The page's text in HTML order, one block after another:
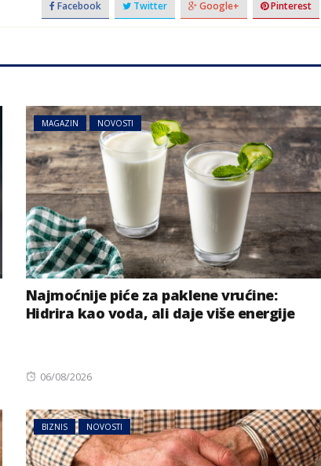
Facebook Twitter Google+ Pinterest
MAGAZIN NOVOSTI
Najmoćnije piće za paklene vrućine:
Hidrira kao voda, ali daje više energije
Posted
06/08/2026
BIZNIS NOVOSTI